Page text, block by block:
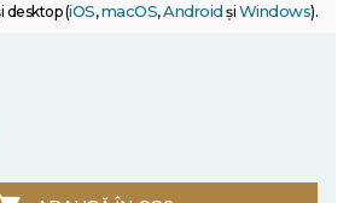
desktop (iOS,macOS,Android și Windows).